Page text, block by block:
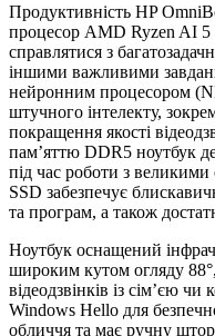
Продуктивність HP
процесор AMD Ryzen AI 5
справлятися з
іншими важливими
нейронним процесором
штучного інтелекту,
покращення якості
пам’яттю DDR5 ноутбук
під час роботи з
SSD забезпечує
та програм, а також
Ноутбук оснащений
широким кутом огляду
відеодзвінків із сім’єю
Windows Hello для
обличчя та має ручну